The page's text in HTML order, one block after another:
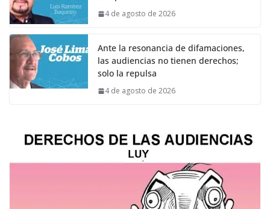
4 de agosto de 2026
Ante la resonancia de difamaciones,
las audiencias no tienen derechos;
solo la repulsa
4 de agosto de 2026